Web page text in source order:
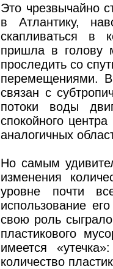
Это чрезвычайно
в Атлантику,
скапливаться в
пришла в голову
проследить со
перемещениями.
связан с
потоки воды
спокойного
аналогичных
Но самым
изменения
уровне почти
использование
свою роль
пластикового
имеется
количество